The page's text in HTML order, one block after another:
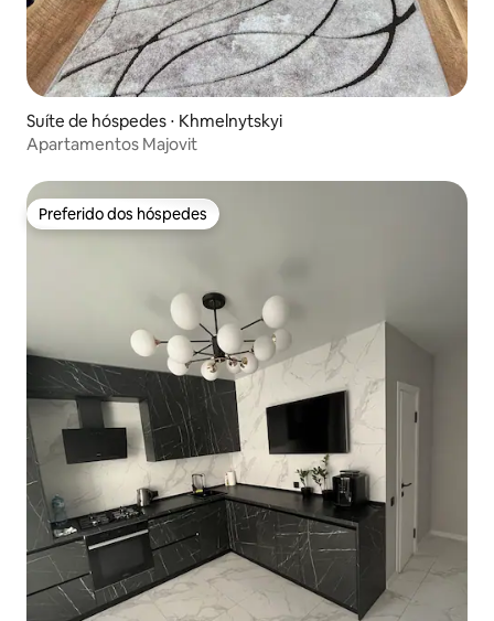
Suíte de hóspedes ⋅ Khmelnytskyi
Apartamentos Majovit
Preferido dos hóspedes
Preferido dos hóspedes